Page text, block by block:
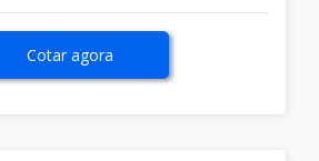
Cotar agora